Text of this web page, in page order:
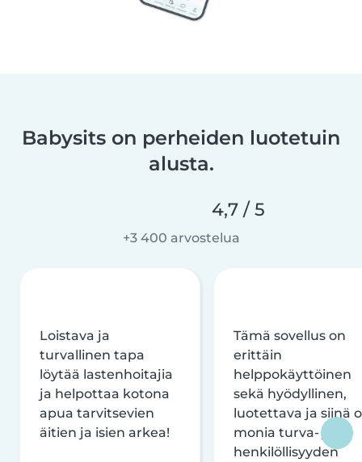
Babysits on perheiden luotetuin
alusta.
4,7 / 5
+3 400 arvostelua
Loistava ja
turvallinen tapa
löytää lastenhoitajia
ja helpottaa kotona
apua tarvitsevien
äitien ja isien arkea!
Tämä sovellus on
erittäin
helppokäyttöinen
sekä hyödyllinen,
luotettava ja siinä
monia turva- ja
henkilöllisyyden